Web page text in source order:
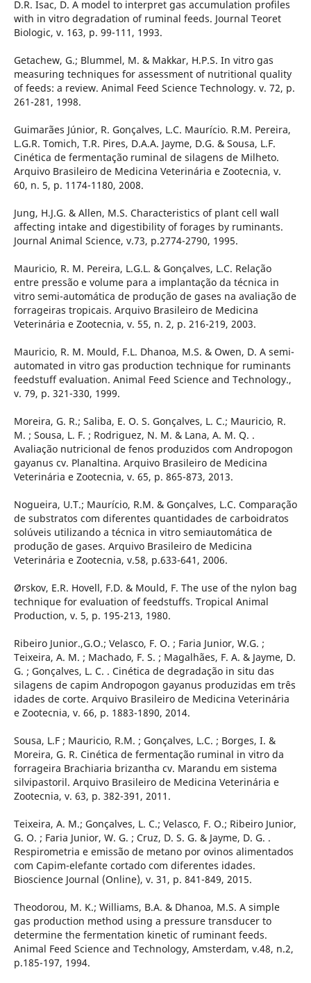
D.R. Isac, D. A model to interpret gas accumulation profiles
with in vitro degradation of ruminal feeds. Journal Teoret
Biologic, v. 163, p. 99-111, 1993.
Getachew, G.; Blummel, M. & Makkar, H.P.S. In vitro gas
measuring techniques for assessment of nutritional quality
of feeds: a review. Animal Feed Science Technology. v. 72, p.
261-281, 1998.
Guimarães Júnior, R. Gonçalves, L.C. Maurício. R.M. Pereira,
L.G.R. Tomich, T.R. Pires, D.A.A. Jayme, D.G. & Sousa, L.F.
Cinética de fermentação ruminal de silagens de Milheto.
Arquivo Brasileiro de Medicina Veterinária e Zootecnia, v.
60, n. 5, p. 1174-1180, 2008.
Jung, H.J.G. & Allen, M.S. Characteristics of plant cell wall
affecting intake and digestibility of forages by ruminants.
Journal Animal Science, v.73, p.2774-2790, 1995.
Mauricio, R. M. Pereira, L.G.L. & Gonçalves, L.C. Relação
entre pressão e volume para a implantação da técnica in
vitro semi-automática de produção de gases na avaliação de
forrageiras tropicais. Arquivo Brasileiro de Medicina
Veterinária e Zootecnia, v. 55, n. 2, p. 216-219, 2003.
Mauricio, R. M. Mould, F.L. Dhanoa, M.S. & Owen, D. A semi-
automated in vitro gas production technique for ruminants
feedstuff evaluation. Animal Feed Science and Technology.,
v. 79, p. 321-330, 1999.
Moreira, G. R.; Saliba, E. O. S. Gonçalves, L. C.; Mauricio, R.
M. ; Sousa, L. F. ; Rodriguez, N. M. & Lana, A. M. Q. .
Avaliação nutricional de fenos produzidos com Andropogon
gayanus cv. Planaltina. Arquivo Brasileiro de Medicina
Veterinária e Zootecnia, v. 65, p. 865-873, 2013.
Nogueira, U.T.; Maurício, R.M. & Gonçalves, L.C. Comparação
de substratos com diferentes quantidades de carboidratos
solúveis utilizando a técnica in vitro semiautomática de
produção de gases. Arquivo Brasileiro de Medicina
Veterinária e Zootecnia, v.58, p.633-641, 2006.
Ørskov, E.R. Hovell, F.D. & Mould, F. The use of the nylon bag
technique for evaluation of feedstuffs. Tropical Animal
Production, v. 5, p. 195-213, 1980.
Ribeiro Junior.,G.O.; Velasco, F. O. ; Faria Junior, W.G. ;
Teixeira, A. M. ; Machado, F. S. ; Magalhães, F. A. & Jayme, D.
G. ; Gonçalves, L. C. . Cinética de degradação in situ das
silagens de capim Andropogon gayanus produzidas em três
idades de corte. Arquivo Brasileiro de Medicina Veterinária
e Zootecnia, v. 66, p. 1883-1890, 2014.
Sousa, L.F ; Mauricio, R.M. ; Gonçalves, L.C. ; Borges, I. &
Moreira, G. R. Cinética de fermentação ruminal in vitro da
forrageira Brachiaria brizantha cv. Marandu em sistema
silvipastoril. Arquivo Brasileiro de Medicina Veterinária e
Zootecnia, v. 63, p. 382-391, 2011.
Teixeira, A. M.; Gonçalves, L. C.; Velasco, F. O.; Ribeiro Junior,
G. O. ; Faria Junior, W. G. ; Cruz, D. S. G. & Jayme, D. G. .
Respirometria e emissão de metano por ovinos alimentados
com Capim-elefante cortado com diferentes idades.
Bioscience Journal (Online), v. 31, p. 841-849, 2015.
Theodorou, M. K.; Williams, B.A. & Dhanoa, M.S. A simple
gas production method using a pressure transducer to
determine the fermentation kinetic of ruminant feeds.
Animal Feed Science and Technology, Amsterdam, v.48, n.2,
p.185-197, 1994.